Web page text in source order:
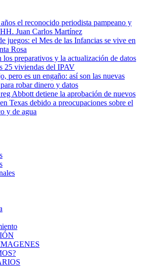
el reconocido periodista pampeano y
Juan Carlos Martínez
juegos: el Mes de las Infancias se vive en
Rosa
los preparativos y la actualización de datos
25 viviendas del IPAV
pero es un engaño: así son las nuevas
robar dinero y datos
Abbott detiene la aprobación de nuevos
Texas debido a preocupaciones sobre el
y de agua